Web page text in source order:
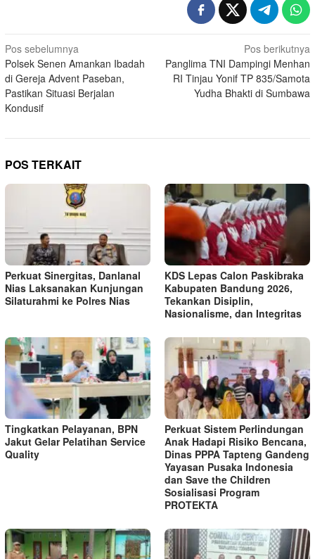
Navigasi
pos
Pos sebelumnya
Polsek Senen Amankan Ibadah
di Gereja Advent Paseban,
Pastikan Situasi Berjalan
Kondusif
Pos berikutnya
Panglima TNI Dampingi Menhan
RI Tinjau Yonif TP 835/Samota
Yudha Bhakti di Sumbawa
POS TERKAIT
Perkuat Sinergitas, Danlanal
Nias Laksanakan Kunjungan
Silaturahmi ke Polres Nias
KDS Lepas Calon Paskibraka
Kabupaten Bandung 2026,
Tekankan Disiplin,
Nasionalisme, dan Integritas
Tingkatkan Pelayanan, BPN
Jakut Gelar Pelatihan Service
Quality
Perkuat Sistem Perlindungan
Anak Hadapi Risiko Bencana,
Dinas PPPA Tapteng Gandeng
Yayasan Pusaka Indonesia
dan Save the Children
Sosialisasi Program
PROTEKTA